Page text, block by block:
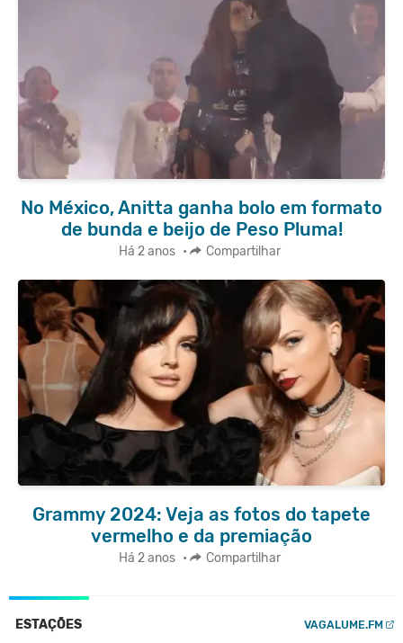
No México, Anitta ganha bolo em formato
de bunda e beijo de Peso Pluma!
Há 2 anos • Compartilhar
Grammy 2024: Veja as fotos do tapete
vermelho e da premiação
Há 2 anos • Compartilhar
ESTAÇÕES VAGALUME.FM